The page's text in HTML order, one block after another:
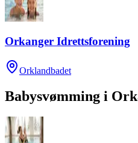
Orkanger Idrettsforening
Orklandbadet
Babysvømming i